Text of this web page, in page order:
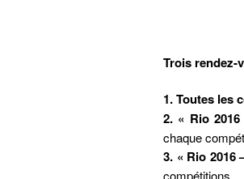
Trois rendez-
1. Toutes les
2. « Rio
chaque
3. « Rio 2016